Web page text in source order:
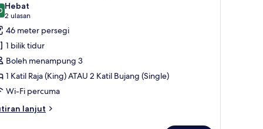
daripada 10
Hebat
2 ulasan
(2
ulasan)
46 meter persegi
1 bilik tidur
Boleh menampung 3
1 Katil Raja (King) ATAU 2 Katil Bujang (Single)
Wi-Fi percuma
lanjut